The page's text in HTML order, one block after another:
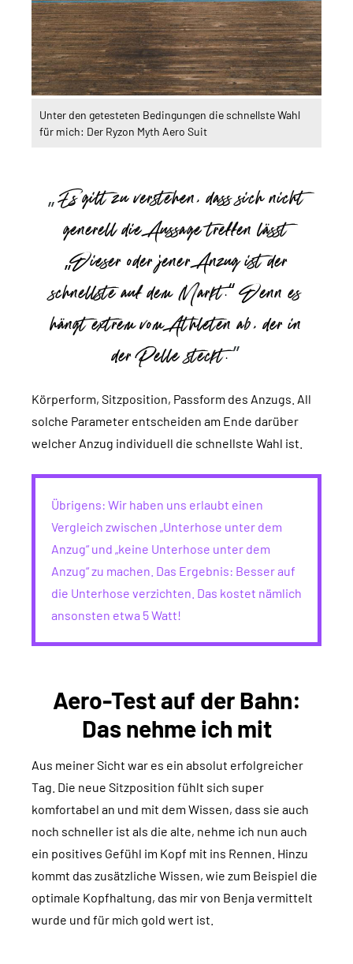
Unter den getesteten Bedingungen die schnellste Wahl
für mich: Der Ryzon Myth Aero Suit
Es gilt zu verstehen, dass sich nicht
generell die Aussage treffen lässt
„Dieser oder jener Anzug ist der
schnellste auf dem Markt.“ Denn es
hängt extrem vom Athleten ab, der in
der Pelle steckt.
Körperform, Sitzposition, Passform des Anzugs. All
solche Parameter entscheiden am Ende darüber
welcher Anzug individuell die schnellste Wahl ist.
Übrigens: Wir haben uns erlaubt einen
Vergleich zwischen „Unterhose unter dem
Anzug“ und „keine Unterhose unter dem
Anzug“ zu machen. Das Ergebnis: Besser auf
die Unterhose verzichten. Das kostet nämlich
ansonsten etwa 5 Watt!
Aero-Test auf der Bahn:
Das nehme ich mit
Aus meiner Sicht war es ein absolut erfolgreicher
Tag. Die neue Sitzposition fühlt sich super
komfortabel an und mit dem Wissen, dass sie auch
noch schneller ist als die alte, nehme ich nun auch
ein positives Gefühl im Kopf mit ins Rennen. Hinzu
kommt das zusätzliche Wissen, wie zum Beispiel die
optimale Kopfhaltung, das mir von Benja vermittelt
wurde und für mich gold wert ist.